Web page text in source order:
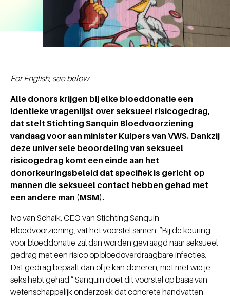
For English, see below.
Alle donors krijgen bij elke bloeddonatie een
identieke vragenlijst over seksueel risicogedrag,
dat stelt Stichting Sanquin Bloedvoorziening
vandaag voor aan minister Kuipers van VWS. Dankzij
deze universele beoordeling van seksueel
risicogedrag komt een einde aan het
donorkeuringsbeleid dat specifiek is gericht op
mannen die seksueel contact hebben gehad met
een andere man (MSM).
Ivo van Schaik, CEO van Stichting Sanquin
Bloedvoorziening, vat het voorstel samen: “Bij de keuring
voor bloeddonatie zal dan worden gevraagd naar seksueel
gedrag met een risico op bloedoverdraagbare infecties.
Dat gedrag bepaalt dan of je kan doneren, niet met wie je
seks hebt gehad.” Sanquin doet dit voorstel op basis van
wetenschappelijk onderzoek dat concrete handvatten